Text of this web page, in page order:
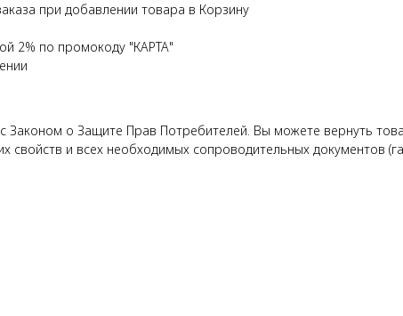
при добавлении товара в Корзину
2% по промокоду "КАРТА"
о Защите Прав Потребителей. Вы можете вернуть
свойств и всех необходимых сопроводительных документов